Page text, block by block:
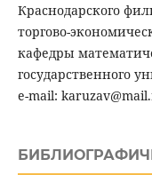
Краснодарского
торгово-
кафедры
государственного
e-mail: